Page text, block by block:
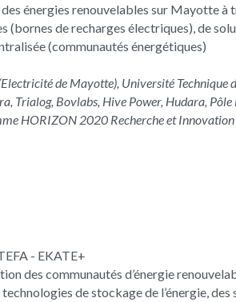
énergies renouvelables sur Mayotte à
(bornes de recharges électriques), de
(communautés énergétiques)
de Mayotte), Université Technique
Trialog, Bovlabs, Hive Power, Hudara,
HORIZON 2020 Recherche et Innovation
- EKATE+
des communautés d’énergie
technologies de stockage de l’énergie,